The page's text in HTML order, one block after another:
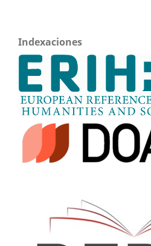
Indexaciones